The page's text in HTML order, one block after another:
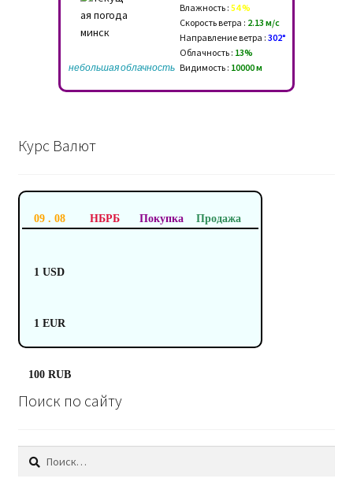
небольшая облачность
Влажность : 54 %
Скорость ветра : 2.13 м/c
Направление ветра : 302°
Облачность : 13%
Видимость : 10000 м
Курс Валют
09 . 08 НБРБ Покупка Продажа
1 USD
1 EUR
100 RUB
Поиск по сайту
Найти: